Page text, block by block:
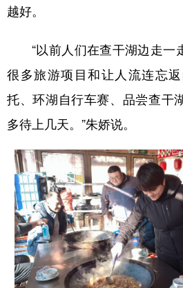
越好。
“以前人们在查干湖边走一
很多旅游项目和让人流连忘
托、环湖自行车赛、品尝查干
多待上几天。”朱娇说。